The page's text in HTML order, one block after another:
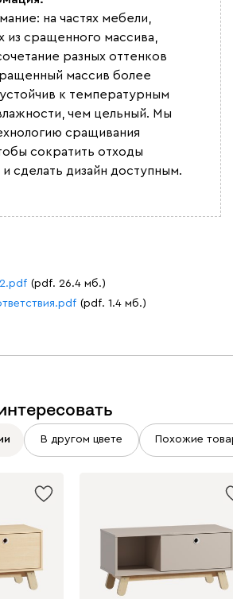
на частях мебели,
из сращенного массива,
разных оттенков
массив более
к температурным
чем цельный. Мы
сращивания
сократить отходы
сделать дизайн доступным.
(pdf. 26.4 мб.)
(pdf. 1.4 мб.)
В другом цвете Похожие